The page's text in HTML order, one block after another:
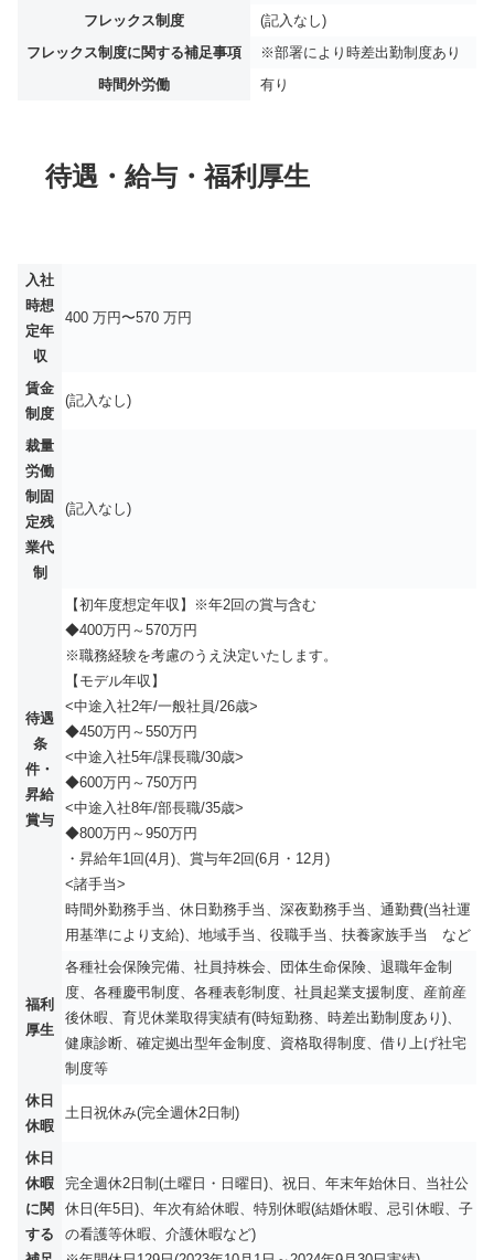
フレックス制度
(記入なし)
フレックス制度に関する補足事項
※部署により時差出勤制度あり
時間外労働
有り
待遇・給与・福利厚生
入社
時想
定年
収
400 万円〜570 万円
賃金
制度
(記入なし)
裁量
労働
制固
定残
業代
制
(記入なし)
待遇
条
件・
昇給
賞与
【初年度想定年収】※年2回の賞与含む
◆400万円～570万円
※職務経験を考慮のうえ決定いたします。
【モデル年収】
<中途入社2年/一般社員/26歳>
◆450万円～550万円
<中途入社5年/課長職/30歳>
◆600万円～750万円
<中途入社8年/部長職/35歳>
◆800万円～950万円
・昇給年1回(4月)、賞与年2回(6月・12月)
<諸手当>
時間外勤務手当、休日勤務手当、深夜勤務手当、通勤費(当社運
用基準により支給)、地域手当、役職手当、扶養家族手当 など
福利
厚生
各種社会保険完備、社員持株会、団体生命保険、退職年金制
度、各種慶弔制度、各種表彰制度、社員起業支援制度、産前産
後休暇、育児休業取得実績有(時短勤務、時差出勤制度あり)、
健康診断、確定拠出型年金制度、資格取得制度、借り上げ社宅
制度等
休日
休暇
土日祝休み(完全週休2日制)
休日
休暇
に関
する
完全週休2日制(土曜日・日曜日)、祝日、年末年始休日、当社公
休日(年5日)、年次有給休暇、特別休暇(結婚休暇、忌引休暇、子
の看護等休暇、介護休暇など)